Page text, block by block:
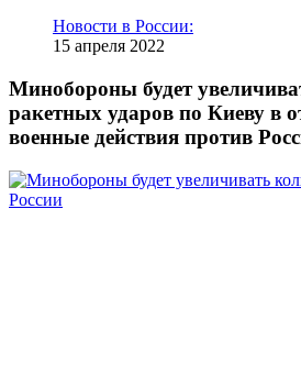
Новости в России:
15 апреля 2022
Минобороны будет
ракетных ударов по Киеву в
военные действия против